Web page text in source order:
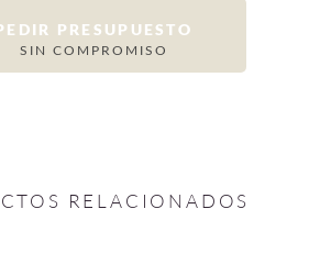
PRESUPUESTO
SIN COMPROMISO
RELACIONADOS